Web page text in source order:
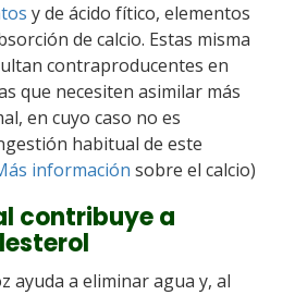
y de ácido fítico, elementos
de calcio. Estas misma
contraproducentes en
que necesiten asimilar más
en cuyo caso no es
habitual de este
información sobre el calcio)
contribuye a
ayuda a eliminar agua y, al